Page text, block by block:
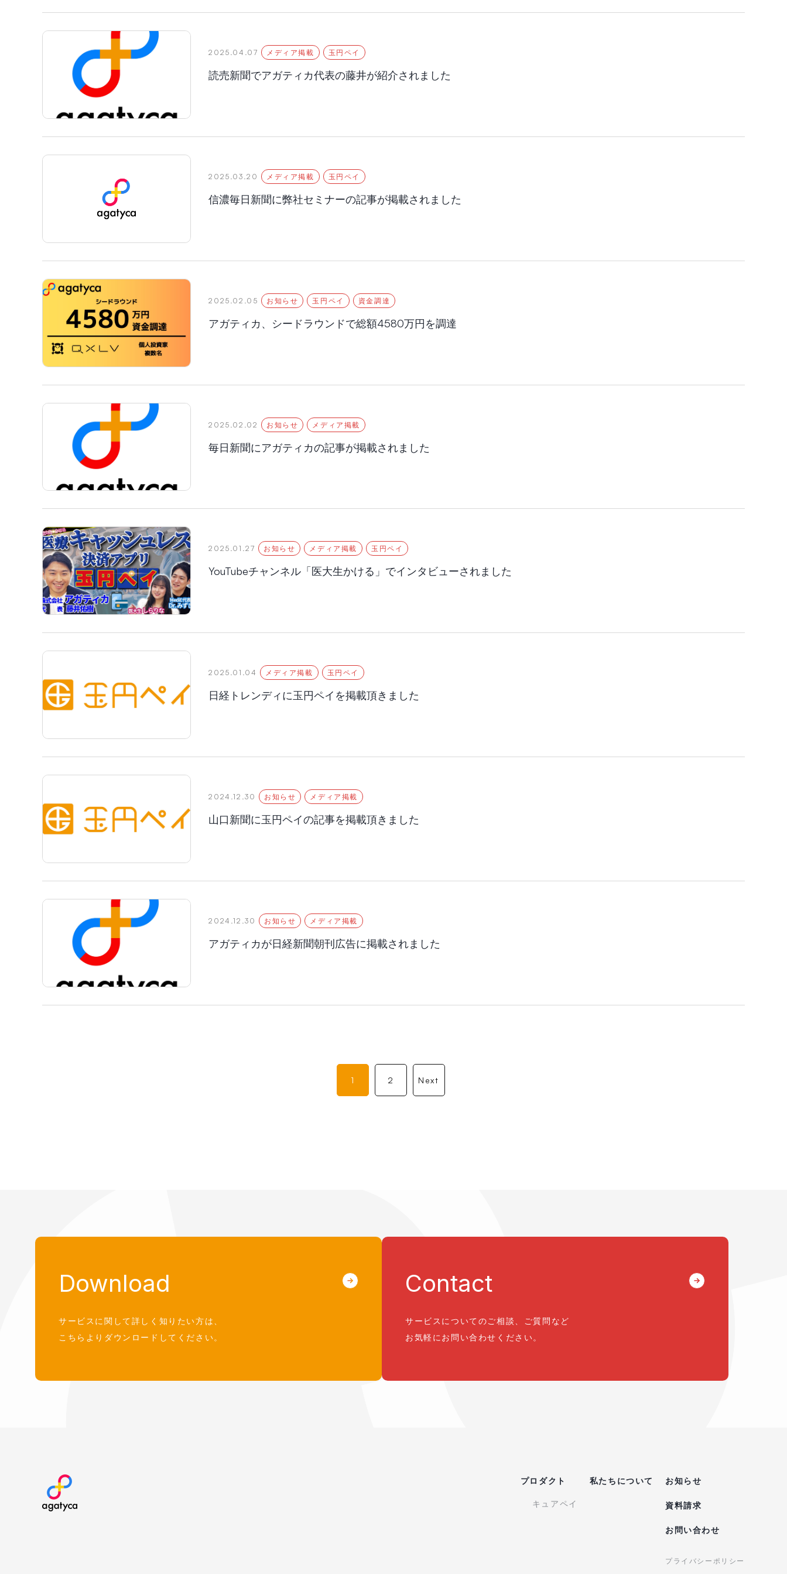
2025.04.07 メディア掲載 玉円ペイ
読売新聞でアガティカ代表の藤井が紹介されました
2025.03.20 メディア掲載 玉円ペイ
信濃毎日新聞に弊社セミナーの記事が掲載されました
2025.02.05 お知らせ 玉円ペイ 資金調達
アガティカ、シードラウンドで総額4580万円を調達
2025.02.02 お知らせ メディア掲載
毎日新聞にアガティカの記事が掲載されました
2025.01.27 お知らせ メディア掲載 玉円ペイ
YouTubeチャンネル「医大生かける」でインタビューされました
2025.01.04 メディア掲載 玉円ペイ
日経トレンディに玉円ペイを掲載頂きました
2024.12.30 お知らせ メディア掲載
山口新聞に玉円ペイの記事を掲載頂きました
2024.12.30 お知らせ メディア掲載
アガティカが日経新聞朝刊広告に掲載されました
1 2 Next
Download
サービスに関して詳しく知りたい方は、
こちらよりダウンロードしてください。
Contact
サービスについてのご相談、ご質問など
お気軽にお問い合わせください。
プロダクト
キュアペイ
私たちについて お知らせ
資料請求
お問い合わせ
プライバシーポリシー